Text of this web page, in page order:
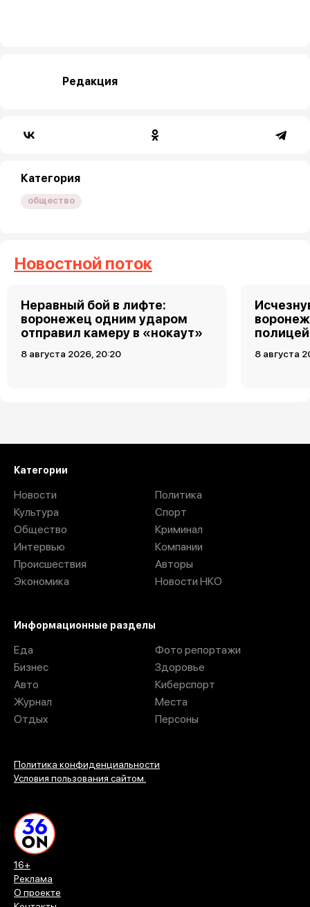
Редакция
Категория
общество
Новостной поток
Неравный бой в лифте:
воронежец одним ударом
отправил камеру в «нокаут»
8 августа 2026, 20:20 8 августа
16+
Реклама
О проекте
Категории
Новости
Культура
Общество
Интервью
Происшествия
Экономика
Политика
Спорт
Криминал
Компании
Авторы
Новости НКО
Информационные разделы
Еда
Бизнес
Авто
Журнал
Отдых
Фото репортажи
Здоровье
Киберспорт
Места
Персоны
Политика конфиденциальности
Условия пользования сайтом.